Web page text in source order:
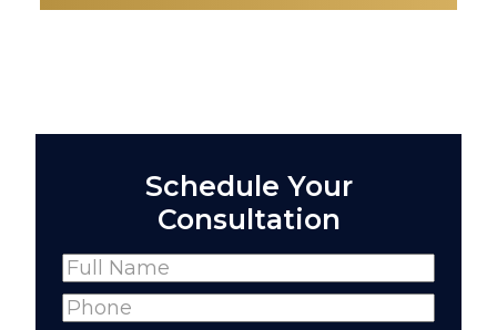
Schedule Your
Consultation
Name(Required)
Full
Name
Phone(Required)